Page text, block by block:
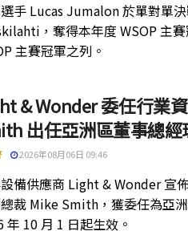
手 Lucas Jumalon 於單對單
，奪得本年度 WSOP 主
主賽冠軍之列。
& Wonder 委任行業
出任亞洲區董事總經
2026年08月06日 09:46
備供應商 Light & Wonder 宣
裁 Mike Smith，獲委任為亞
年 10 月 1 日起生效。